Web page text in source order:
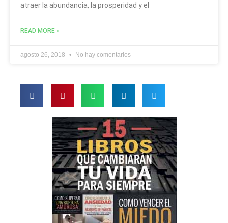
atraer la abundancia, la prosperidad y el
READ MORE »
agosto 26, 2018 No hay comentarios